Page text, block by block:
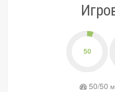
50/50